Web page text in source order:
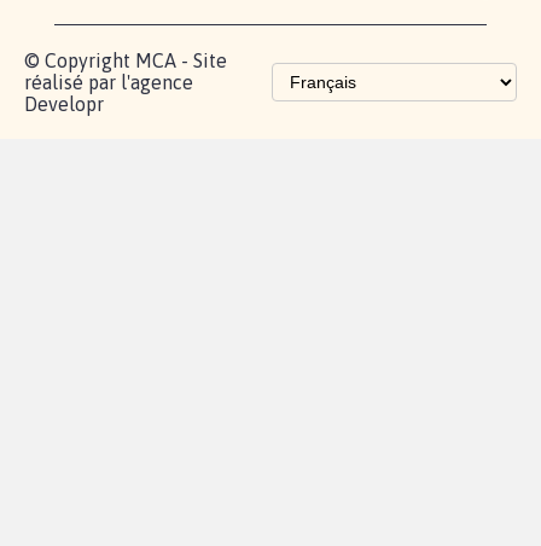
© Copyright MCA - Site
réalisé par l'agence
Developr